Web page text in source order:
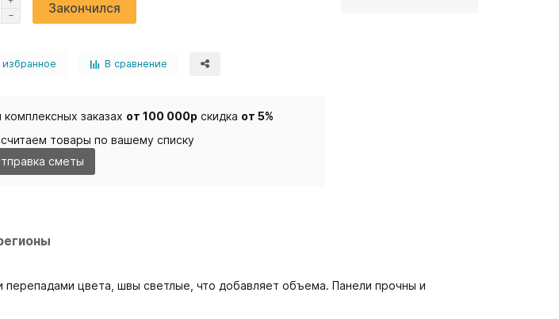
Закончился
избранное В сравнение
комплексных заказах от 100 000р скидка от 5%
товары по вашему списку
сметы
цвета, швы светлые, что добавляет объема. Панели прочны и